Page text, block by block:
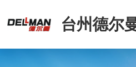
台州德尔